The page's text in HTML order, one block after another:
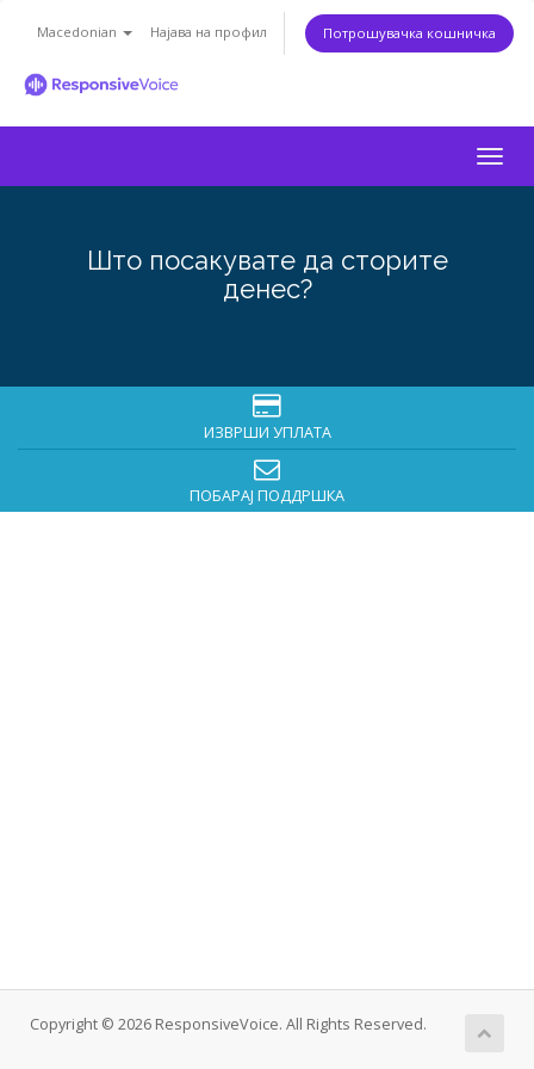
Macedonian Најава на профил Потрошувачка кошничка
Што посакувате да сторите
денес?
ИЗВРШИ УПЛАТА
ПОБАРАЈ ПОДДРШКА
Copyright © 2026 ResponsiveVoice. All Rights Reserved.